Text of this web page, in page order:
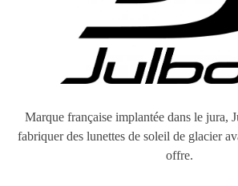
Marque française implantée dans le jura,
fabriquer des lunettes de soleil de glacier
offre.